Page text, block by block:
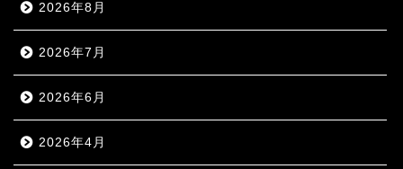
2026年8月
2026年7月
2026年6月
2026年4月